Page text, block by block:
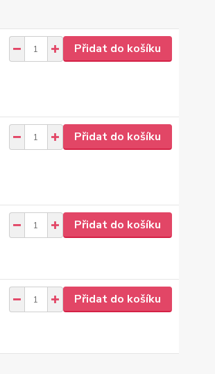
Přidat do košíku
Přidat do košíku
Přidat do košíku
Přidat do košíku